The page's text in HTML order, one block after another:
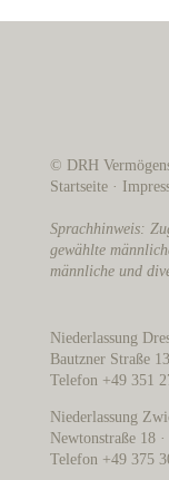
© DRH
Startseite·
Sprachhinweis:
gewählte
männliche und
Niederlassung
Bautzner Straße
Telefon +49 351
Niederlassung
Newtonstraße 18
Telefon +49 375